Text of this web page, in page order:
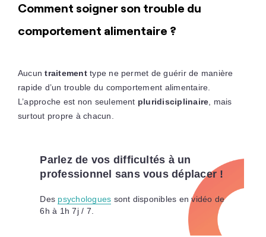
Comment soigner son trouble du
comportement alimentaire ?
Aucun traitementtype ne permet de guérir de manière
rapide d’un trouble du comportement alimentaire.
L’approche est non seulement pluridisciplinaire, mais
surtout propre à chacun.
Parlez de vos difficultés à un
professionnel sans vous déplacer !
Des psychologues sont disponibles en vidéo de
6h à 1h 7j / 7.